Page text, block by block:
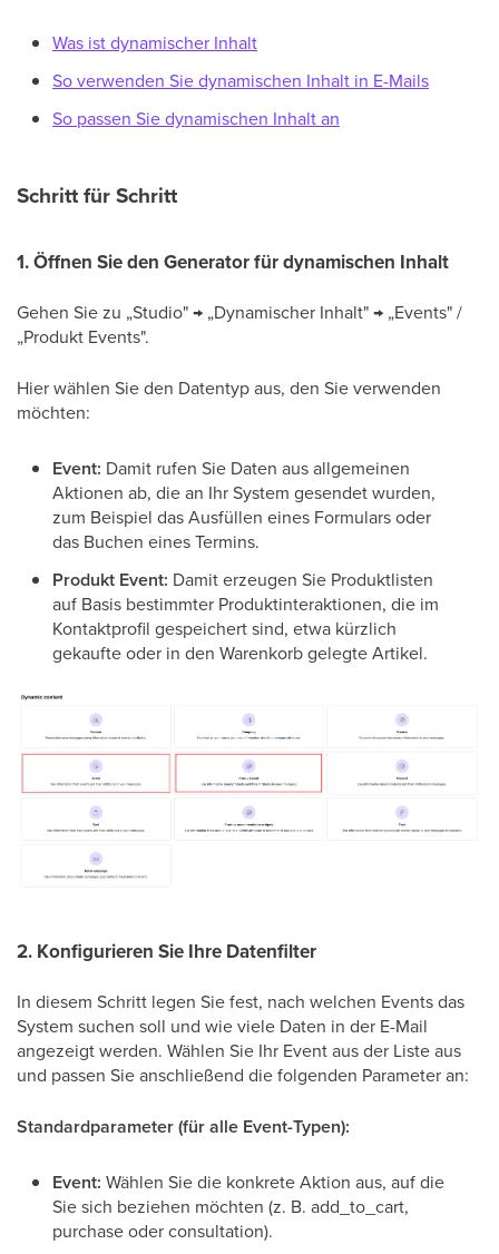
Was ist dynamischer Inhalt
So verwenden Sie dynamischen Inhalt in E-Mails
So passen Sie dynamischen Inhalt an
Schritt für Schritt
1. Öffnen Sie den Generator für dynamischen Inhalt
Gehen Sie zu „Studio" → „Dynamischer Inhalt" → „Events" /
„Produkt Events".
Hier wählen Sie den Datentyp aus, den Sie verwenden
möchten:
Event: Damit rufen Sie Daten aus allgemeinen
Aktionen ab, die an Ihr System gesendet wurden,
zum Beispiel das Ausfüllen eines Formulars oder
das Buchen eines Termins.
Produkt Event: Damit erzeugen Sie Produktlisten
auf Basis bestimmter Produktinteraktionen, die im
Kontaktprofil gespeichert sind, etwa kürzlich
gekaufte oder in den Warenkorb gelegte Artikel.
2. Konfigurieren Sie Ihre Datenfilter
In diesem Schritt legen Sie fest, nach welchen Events das
System suchen soll und wie viele Daten in der E-Mail
angezeigt werden. Wählen Sie Ihr Event aus der Liste aus
und passen Sie anschließend die folgenden Parameter an:
Standardparameter (für alle Event-Typen):
Event: Wählen Sie die konkrete Aktion aus, auf die
Sie sich beziehen möchten (z. B. add_to_cart,
purchase oder consultation).